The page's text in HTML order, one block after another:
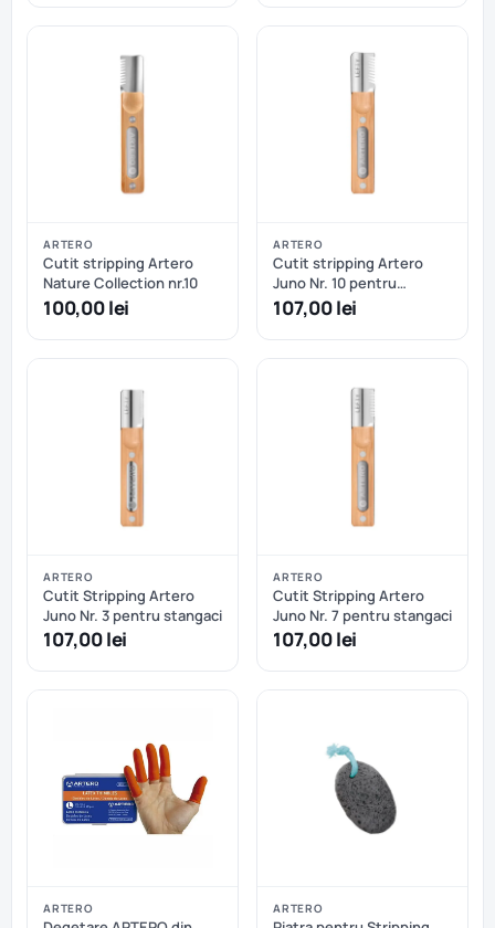
ARTERO
Cutit stripping Artero
Nature Collection nr.10
100,00 lei
ARTERO
Cutit stripping Artero
Juno Nr. 10 pentru
stangaci
107,00 lei
ARTERO
Cutit Stripping Artero
Juno Nr. 3 pentru stangaci
107,00 lei
ARTERO
Cutit Stripping Artero
Juno Nr. 7 pentru stangaci
107,00 lei
ARTERO ARTERO